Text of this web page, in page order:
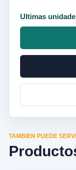
Ultimas
TAMBIEN PUEDE